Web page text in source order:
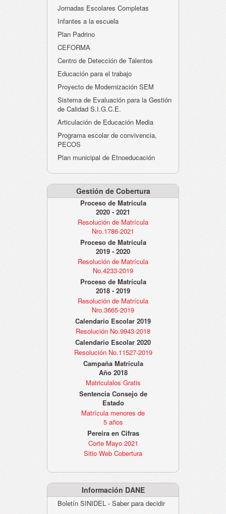
Jornadas Escolares Completas
Infantes a la escuela
Plan Padrino
CEFORMA
Centro de Detección de Talentos
Educación para el trabajo
Proyecto de Modernización SEM
Sistema de Evaluación para la Gestión
de Calidad S.I.G.C.E.
Articulación de Educación Media
Programa escolar de convivencia,
PECOS
Plan municipal de Etnoeducación
Gestión de Cobertura
Proceso de Matrícula
2020 - 2021
Resolución de Matrícula
Nro.1786-2021
Proceso de Matrícula
2019 - 2020
Resolución de Matrícula
No.4233-2019
Proceso de Matrícula
2018 - 2019
Resolución de Matrícula
Nro.3665-2019
Calendario Escolar 2019
Resolución No.9943-2018
Calendario Escolar 2020
Resolución No.11527-2019
Campaña Matrícula
Año 2018
Matriculalos Gratis
Sentencia Consejo de
Estado
Matrícula menores de
5 años
Pereira en Cifras
Corte Mayo 2021
Sitio Web Cobertura
Información DANE
Boletín SINIDEL - Saber para decidir